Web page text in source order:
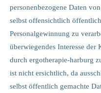
personenbezogene Daten
selbst offensichtlich
Personalgewinnung zu
überwiegendes Interesse der
durch ergotherapie-harburg
ist nicht ersichtlich, da
selbst öffentlich gemachte